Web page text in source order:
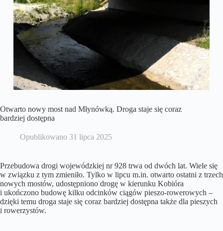
Otwarto nowy most nad Młynówką. Droga staje się coraz
bardziej dostępna
Opublikowano 31 lipca 2025
Przebudowa drogi wojewódzkiej nr 928 trwa od dwóch lat. Wiele się
w związku z tym zmieniło. Tylko w lipcu m.in. otwarto ostatni z trzech
nowych mostów, udostępniono drogę w kierunku Kobióra
i ukończono budowę kilku odcinków ciągów pieszo-rowerowych –
dzięki temu droga staje się coraz bardziej dostępna także dla pieszych
i rowerzystów.